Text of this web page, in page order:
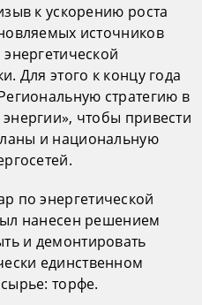
к ускорению роста
источников
Для этого к концу года
стратегию в
чтобы привести
и национальную
по энергетической
нанесен решением
и демонтировать
единственном
торфе.